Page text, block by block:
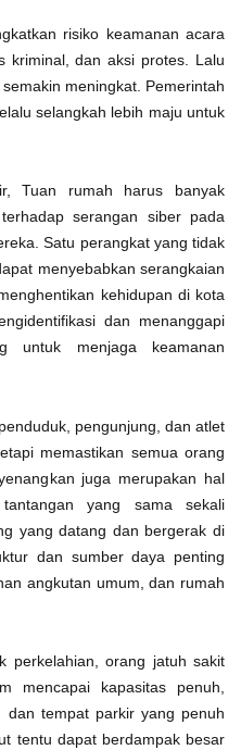
risiko keamanan acara
kriminal, dan aksi protes. Lalu
meningkat. Pemerintah
selangkah lebih maju untuk
Tuan rumah harus banyak
serangan siber pada
Satu perangkat yang tidak
menyebabkan serangkaian
kehidupan di kota
dan menanggapi
untuk menjaga keamanan
pengunjung, dan atlet
memastikan semua orang
juga merupakan hal
yang sama sekali
yang datang dan bergerak di
dan sumber daya penting
angkutan umum, dan rumah
perkelahian, orang jatuh sakit
mencapai kapasitas penuh,
dan tempat parkir yang penuh
tentu dapat berdampak besar